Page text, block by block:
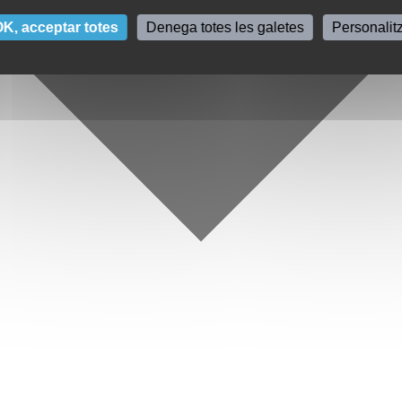
acceptar totes Denega totes les galetes